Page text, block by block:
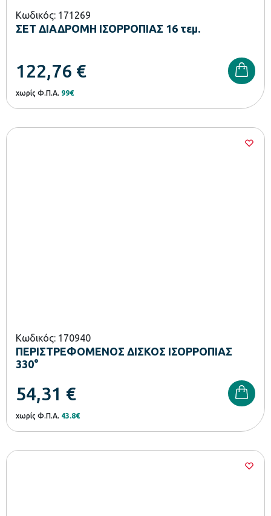
Κωδικός: 171269
ΣΕΤ ΔΙΑΔΡΟΜΗ ΙΣΟΡΡΟΠΙΑΣ 16 τεμ.
122,76 €
χωρίς Φ.Π.Α. 99€
Κωδικός: 170940
ΠΕΡΙΣΤΡΕΦΟΜΕΝΟΣ ΔΙΣΚΟΣ ΙΣΟΡΡΟΠΙΑΣ
330°
54,31 €
χωρίς Φ.Π.Α. 43.8€